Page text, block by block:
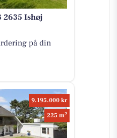
2635 Ishøj
på din
9.195.000 kr
225 m2